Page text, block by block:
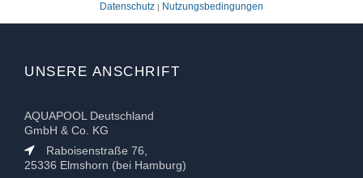
Datenschutz | Nutzungsbedingungen
UNSERE ANSCHRIFT
AQUAPOOL Deutschland
GmbH & Co. KG
Raboisenstraße 76,
25336 Elmshorn (bei Hamburg)